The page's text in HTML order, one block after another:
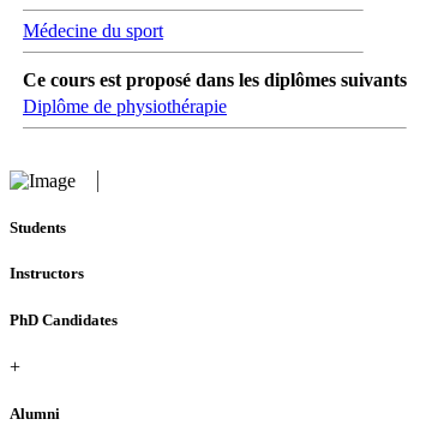
Médecine du sport
Ce cours est proposé dans les diplômes suivants
Diplôme de physiothérapie
Students
Instructors
PhD Candidates
+
Alumni